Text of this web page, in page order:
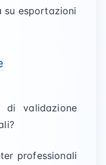
esportazioni
di validazione
professionali